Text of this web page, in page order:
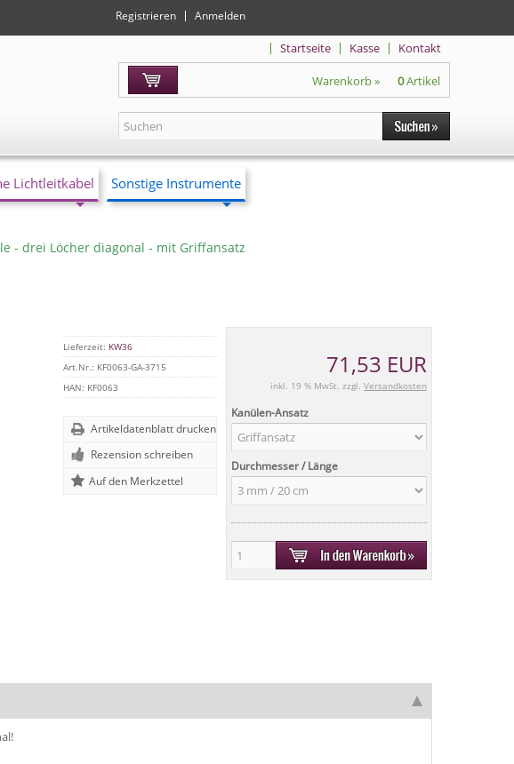
Registrieren Anmelden
Kontakt
Kasse
Startseite
Warenkorb » 0Artikel
Lichtleitkabel Sonstige Instrumente
- drei Löcher diagonal - mit Griffansatz
Lieferzeit: KW36
Art.Nr.: KF0063-GA-3715
HAN: KF0063
Artikeldatenblatt drucken
Rezension schreiben
71,53 EUR
inkl. 19 % MwSt. zzgl. Versandkosten
Kanülen-Ansatz
Durchmesser / Länge